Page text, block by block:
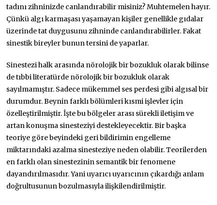
tadını zihninizde canlandırabilir misiniz? Muhtemelen hayır.
Çünkü algı karmaşası yaşamayan kişiler genellikle gıdalar
üzerinde tat duygusunu zihninde canlandırabilirler. Fakat
sinestik bireyler bunun tersini de yaparlar.
Sinestezi halk arasında nörolojik bir bozukluk olarak bilinse
de tıbbi literatürde nörolojik bir bozukluk olarak
sayılmamıştır. Sadece mükemmel ses perdesi gibi algısal bir
durumdur. Beynin farklı bölümleri kısmi işlevler için
özelleştirilmiştir. İşte bu bölgeler arası sürekli iletişim ve
artan konuşma sinesteziyi destekleyecektir. Bir başka
teoriye göre beyindeki geri bildirimin engelleme
miktarındaki azalma sinesteziye neden olabilir. Teorilerden
en farklı olan sinestezinin semantik bir fenomene
dayandırılmasıdır. Yani uyarıcı uyarıcının çıkardığı anlam
doğrultusunun bozulmasıyla ilişkilendirilmiştir.